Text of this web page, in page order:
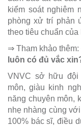
kiểm soát nghiêm
phòng xử trí phản
theo tiêu chuẩn của
⇒ Tham khảo thêm:
luôn có đủ vắc
VNVC sở hữu đội
môn, giàu kinh
năng chuyên môn,
nhẹ nhàng cùng
100% bác sĩ, điều